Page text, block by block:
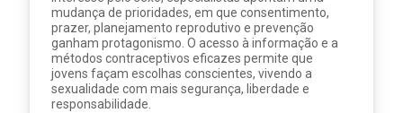
mudança de prioridades, em que consentimento,
prazer, planejamento reprodutivo e prevenção
ganham protagonismo. O acesso à informação e a
métodos contraceptivos eficazes permite que
jovens façam escolhas conscientes, vivendo a
sexualidade com mais segurança, liberdade e
responsabilidade.